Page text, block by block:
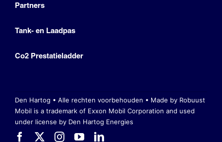
Partners
Tank- en Laadpas
Co2 Prestatieladder
Den Hartog • Alle rechten voorbehouden • Made by Robuust
Mobil is a trademark of Exxon Mobil Corporation and used
under license by Den Hartog Energies